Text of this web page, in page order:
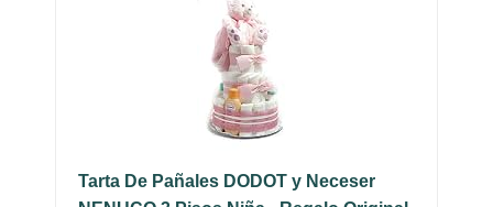
Tarta De Pañales DODOT y Neceser